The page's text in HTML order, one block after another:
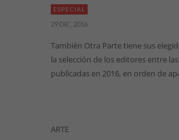
ESPECIAL
29 DIC, 2016
También Otra Parte tiene sus
la selección de los editores entre
publicadas en 2016, en orden de
ARTE